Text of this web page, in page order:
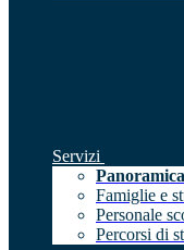
Servizi
Panoramica
Famiglie e
Personale
Percorsi di